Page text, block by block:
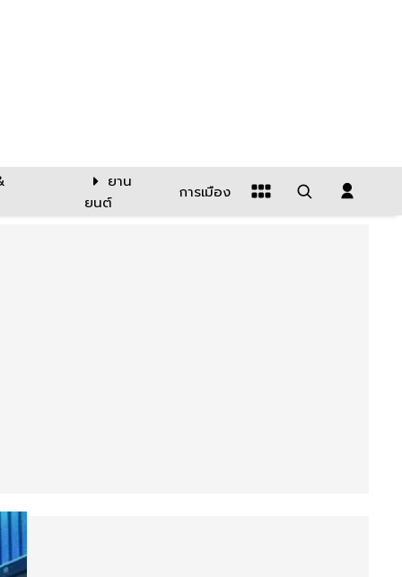
ยาน
ยนต์
การเมือง